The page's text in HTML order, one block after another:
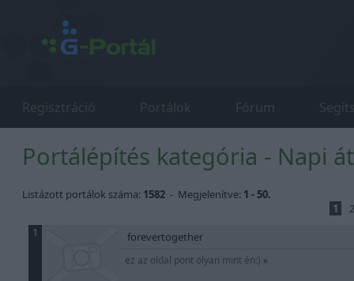
Regisztráció Portálok Fórum
Portálépítés kategória - Napi
Listázott portálok száma: 1582 - Megjelenítve: 1 - 50.
1
2
1
forevertogether
ez az oldal pont olyan mint én:) »